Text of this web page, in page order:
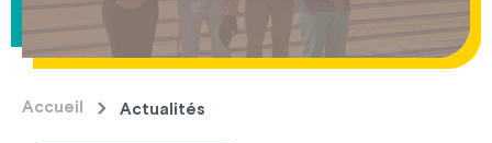
Accueil Actualités